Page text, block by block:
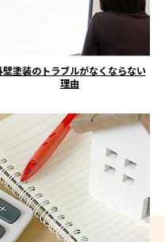
壁塗装のトラブルがなくならない
理由